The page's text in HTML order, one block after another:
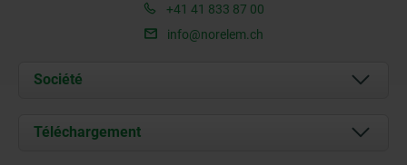
+41 41 833 87 00
info@norelem.ch
Société
À propos de nous
Téléchargement